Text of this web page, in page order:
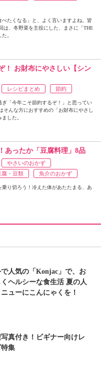
べたくなる」と、よく言いますよね。皆
は、冬野菜を主役にした、まさに「THE
。
！ お財布にやさしい【シン
レシピまとめ 節約
「今年こそ節約するぞ！」と思ってい
そんな方におすすめの「お財布にやさし
した。
あったか「豆腐料理」8品
やさいのおかず
腐・豆類 魚介のおかず
乗り切ろう！冷えた体があたたまる、あ
人気の「Konjac」で、お
くヘルシーな食生活 夏の人
ューにこんにゃくを！
真付き！ビギナー向けレ
集